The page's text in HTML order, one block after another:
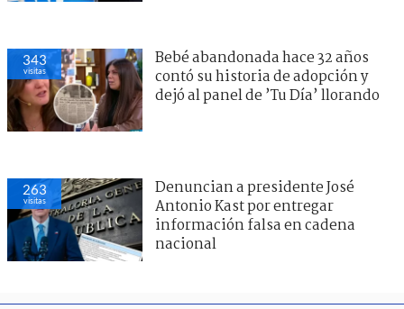
343
visitas
Bebé abandonada hace 32 años
contó su historia de adopción y
dejó al panel de ’Tu Día’ llorando
263
visitas
Denuncian a presidente José
Antonio Kast por entregar
información falsa en cadena
nacional